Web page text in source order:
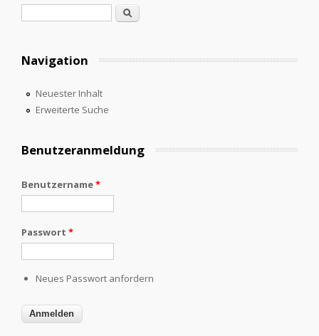
Suche
Navigation
Neuester Inhalt
Erweiterte Suche
Benutzeranmeldung
Benutzername*
Passwort *
Neues Passwort anfordern